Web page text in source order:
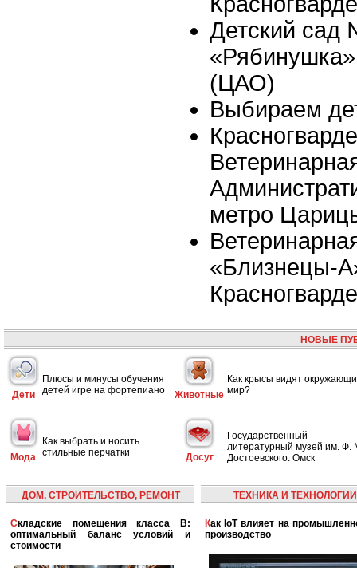
Детский сад
(ЦАО)
Выбираем
метро
«Близнецы-
НОВЫЕ
Дети
Плюсы и минусы обучения
детей игре на фортепиано
Животные
Как крысы видят
мир?
Мода
Как выбрать и носить
стильные перчатки
Досуг
Государственный
литературный музей им. Ф.
Достоевского. Омск
ДОМ, СТРОИТЕЛЬСТВО, РЕМОНТ
Складские помещения класса B:
оптимальный баланс условий и
стоимости
ТЕХНИКА И ТЕХНОЛОГИИ
Как IoT влияет на промышленность и
производство